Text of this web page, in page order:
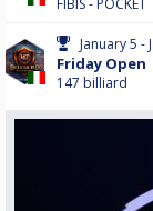
FIBIS - POCKET
January 5 -
Friday Open
147 billiard